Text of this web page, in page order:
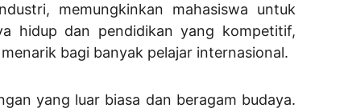
memungkinkan mahasiswa untuk
hidup dan pendidikan yang kompetitif,
bagi banyak pelajar internasional.
yang luar biasa dan beragam budaya.